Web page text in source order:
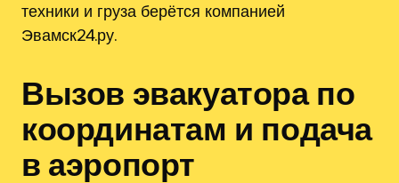
техники и груза берётся компанией
Эвамск24.ру.
Вызов эвакуатора по
координатам и подача
в аэропорт